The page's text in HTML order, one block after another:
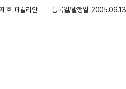
제호: 데일리안
등록일/발행일: 2005.09.13